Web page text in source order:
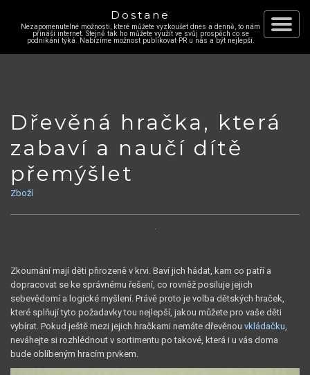
Toggle
Dostane
Nezapomenutelné možnosti, které můžete vyzkoušet dnes a denně, to nám
přináší internet. Stejně tak ho můžete využít ve svůj prospěch co se
podnikání týká. Nabízíme možnost publikovat PR u nás a být nejlepší.
Dřevěná hračka, která
zabaví a naučí dítě
přemýšlet
Zboží
Zkoumání mají děti přirozeně v krvi. Baví jich hádat, kam co patří a
dopracovat se ke správnému řešení, co rovněž posiluje jejich
sebevědomí a logické myšlení. Právě proto je volba dětských hraček,
které splňují tyto požadavky tou nejlepší, jakou můžete pro vaše děti
vybírat. Pokud ještě mezi jejich hračkami nemáte dřevěnou vkládačku
neváhejte si rozhlédnout v sortimentu po takové, která i u vás doma
bude oblíbeným hracím prvkem.